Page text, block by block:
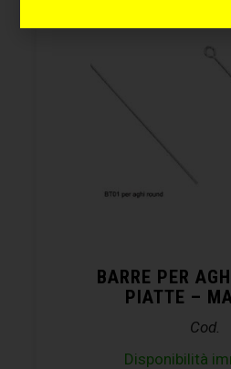
BARRE PER
PIATTE –
Cod.
Disponibilità